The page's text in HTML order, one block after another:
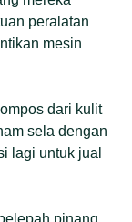
peralatan
mesin
dari kulit
sela dengan
lagi untuk jual
pinang